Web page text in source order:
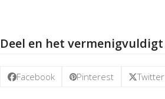
Deel en het vermenigvuldigt
Facebook Pinterest Twitter